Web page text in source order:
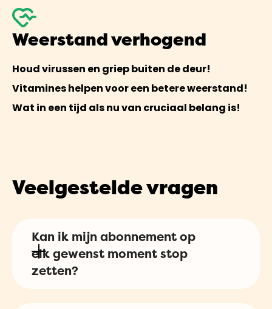
Weerstand verhogend
Houd virussen en griep buiten de deur!
Vitamines helpen voor een betere weerstand!
Wat in een tijd als nu van cruciaal belang is!
Veelgestelde vragen
Kan ik mijn abonnement op
elk gewenst moment stop
zetten?